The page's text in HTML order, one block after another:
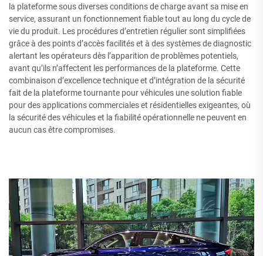
la plateforme sous diverses conditions de charge avant sa mise en
service, assurant un fonctionnement fiable tout au long du cycle de
vie du produit. Les procédures d’entretien régulier sont simplifiées
grâce à des points d’accès facilités et à des systèmes de diagnostic
alertant les opérateurs dès l’apparition de problèmes potentiels,
avant qu’ils n’affectent les performances de la plateforme. Cette
combinaison d’excellence technique et d’intégration de la sécurité
fait de la plateforme tournante pour véhicules une solution fiable
pour des applications commerciales et résidentielles exigeantes, où
la sécurité des véhicules et la fiabilité opérationnelle ne peuvent en
aucun cas être compromises.